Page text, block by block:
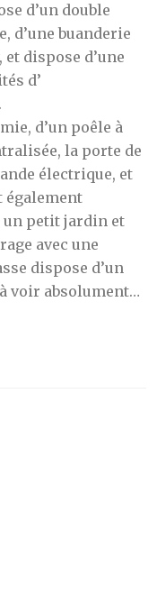
d’un double
d’une buanderie
et dispose d’une
d’
d’un poêle à
la porte de
électrique, et
un petit jardin et
avec une
dispose d’un
voir absolument…